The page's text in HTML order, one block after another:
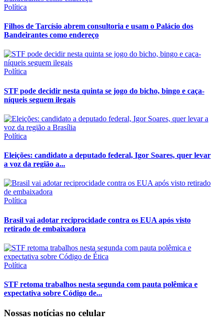
Política
Filhos de Tarcísio abrem consultoria e usam o Palácio dos
Bandeirantes como endereço
Política
STF pode decidir nesta quinta se jogo do bicho, bingo e caça-
níqueis seguem ilegais
Política
Eleições: candidato a deputado federal, Igor Soares, quer levar
a voz da região a...
Política
Brasil vai adotar reciprocidade contra os EUA após visto
retirado de embaixadora
Política
STF retoma trabalhos nesta segunda com pauta polêmica e
expectativa sobre Código de...
Nossas notícias no celular